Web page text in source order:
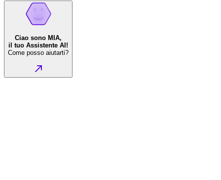
Ciao sono MIA,
il tuo Assistente AI!
Come posso aiutarti?